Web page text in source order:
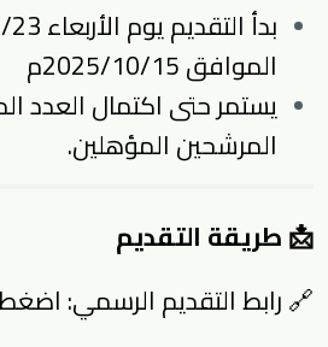
الموافق 2025/10/15م
يستمر حتى اكتمال العدد
المرشحين المؤهلين.
📩 طريقة التقديم
🔗 رابط التقديم الرسمي: اضغط